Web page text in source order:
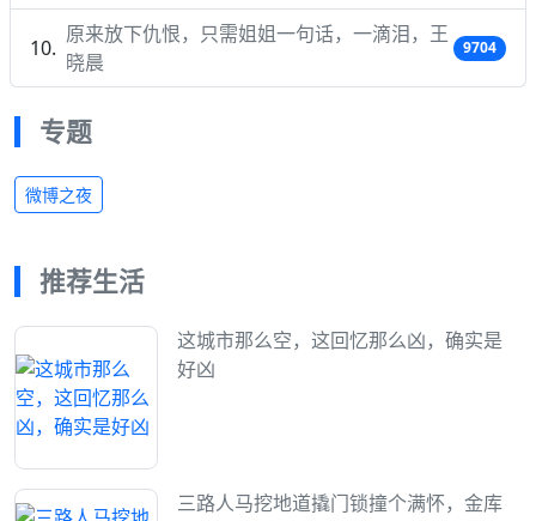
原来放下仇恨，只需姐姐一句话，一滴泪，王
晓晨
9704
专题
微博之夜
推荐生活
这城市那么空，这回忆那么凶，确实是
好凶
三路人马挖地道撬门锁撞个满怀，金库